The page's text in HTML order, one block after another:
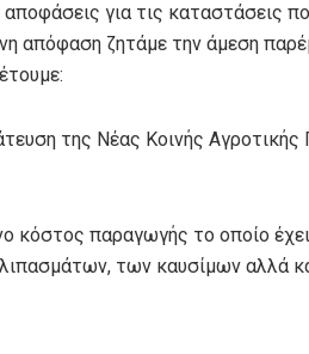
για τις καταστάσεις
απόφαση ζητάμε την άμεση
της Νέας Κοινής
κόστος παραγωγής το οποίο
των καυσίμων αλλά